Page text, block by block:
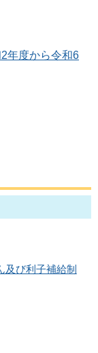
年度から令和6
及び利子補給制